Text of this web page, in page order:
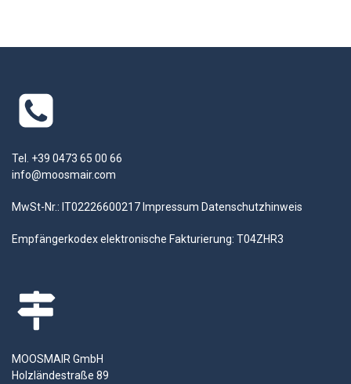
Tel. +39 0473 65 00 66
info@moosmair.com
MwSt-Nr.: IT02226600217 Impressum Datenschutzhinweis
Empfängerkodex elektronische Fakturierung: T04ZHR3
MOOSMAIR GmbH
Holzländestraße 89